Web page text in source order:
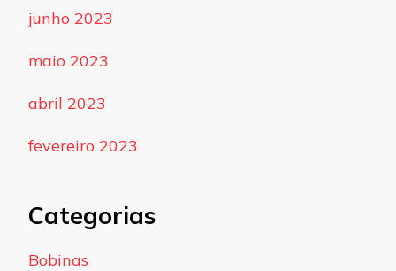
junho 2023
maio 2023
abril 2023
fevereiro 2023
Categorias
Bobinas